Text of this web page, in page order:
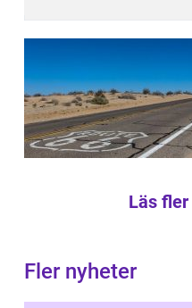
Läs
Fler nyheter